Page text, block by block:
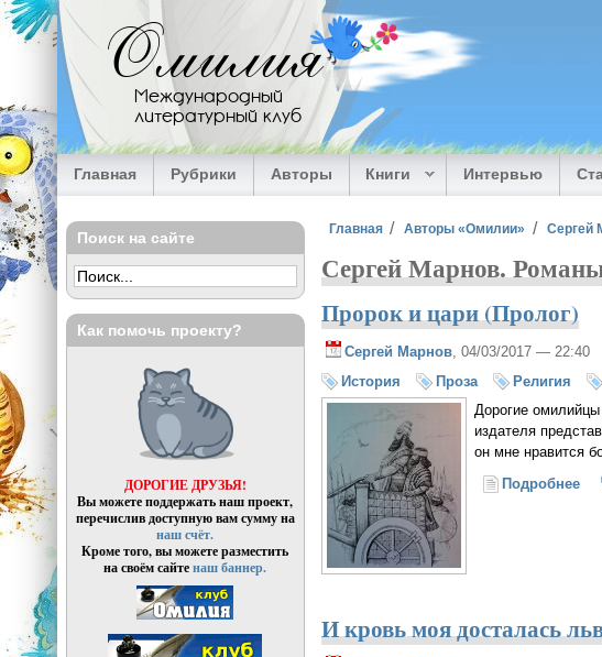
Перейти к основному содержанию
Омилия
Международный
литературный клуб
Главная Рубрики Авторы Книги Интервью
Вы здесь
Главная Авторы «Омилии» Сергей
Сергей Марнов.
Пророк и цари (Пролог)
Сергей Марнов , 04/03/2017 — 22:40
История
Проза Религия
Дорогие
издателя
он мне нравится
Подробнеео
И кровь моя досталась
Поиск на сайте
Как помочь проекту?
ДОРОГИЕ ДРУЗЬЯ!
Вы можете поддержать наш проект,
перечислив доступную вам сумму на
наш счёт.
Кроме того, вы можете разместить
на своём сайтенаш баннер.